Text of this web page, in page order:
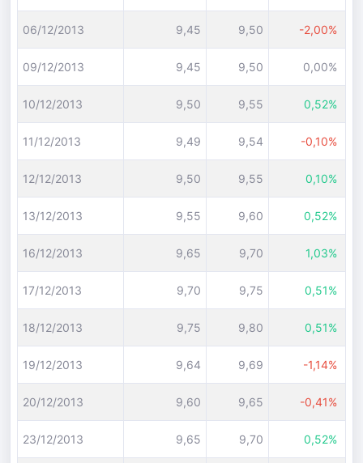
06/12/2013 9,45 9,50 -2,00%
09/12/2013 9,45 9,50 0,00%
10/12/2013 9,50 9,55 0,52%
11/12/2013 9,49 9,54 -0,10%
12/12/2013 9,50 9,55 0,10%
13/12/2013 9,55 9,60 0,52%
16/12/2013 9,65 9,70 1,03%
17/12/2013 9,70 9,75 0,51%
18/12/2013 9,75 9,80 0,51%
19/12/2013 9,64 9,69 -1,14%
20/12/2013 9,60 9,65 -0,41%
23/12/2013 9,65 9,70 0,52%